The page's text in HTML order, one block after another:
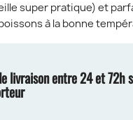
super pratique) et
à la bonne
livraison entre 24 et 72h